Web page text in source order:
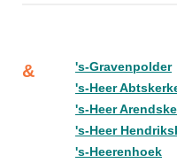
&
's-Gravenpolder
's-Heer
's-Heer
's-Heer
's-Heerenhoek